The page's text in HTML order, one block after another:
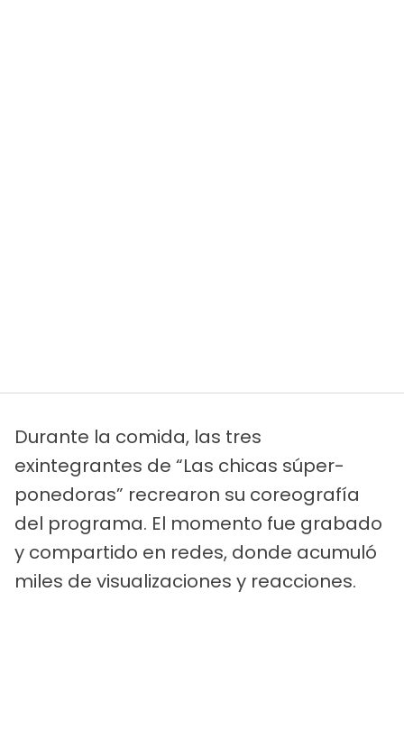
Durante la comida, las tres
exintegrantes de “Las chicas súper-
ponedoras” recrearon su coreografía
del programa. El momento fue grabado
y compartido en redes, donde acumuló
miles de visualizaciones y reacciones.